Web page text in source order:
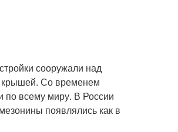
сооружали над
крышей. Со временем
по всему миру. В России
появлялись как в